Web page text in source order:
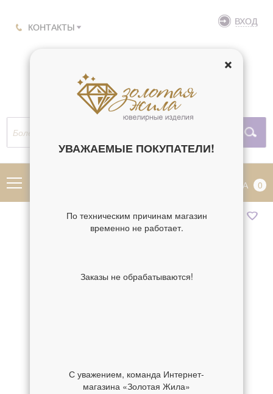
КОНТАКТЫ ВХОД
КОРЗИНА 0
УВАЖАЕМЫЕ ПОКУПАТЕЛИ!
По техническим причинам магазин
временно не работает.
Заказы не обрабатываются!
С уважением, команда Интернет-
магазина «Золотая Жила»